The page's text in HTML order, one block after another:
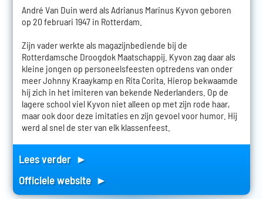
André Van Duin werd als Adrianus Marinus Kyvon geboren
op 20 februari 1947 in Rotterdam.
Zijn vader werkte als magazijnbediende bij de
Rotterdamsche Droogdok Maatschappij. Kyvon zag daar als
kleine jongen op personeelsfeesten optredens van onder
meer Johnny Kraaykamp en Rita Corita. Hierop bekwaamde
hij zich in het imiteren van bekende Nederlanders. Op de
lagere school viel Kyvon niet alleen op met zijn rode haar,
maar ook door deze imitaties en zijn gevoel voor humor. Hij
werd al snel de ster van elk klassenfeest.
Lees verder ►
Officiele website ►